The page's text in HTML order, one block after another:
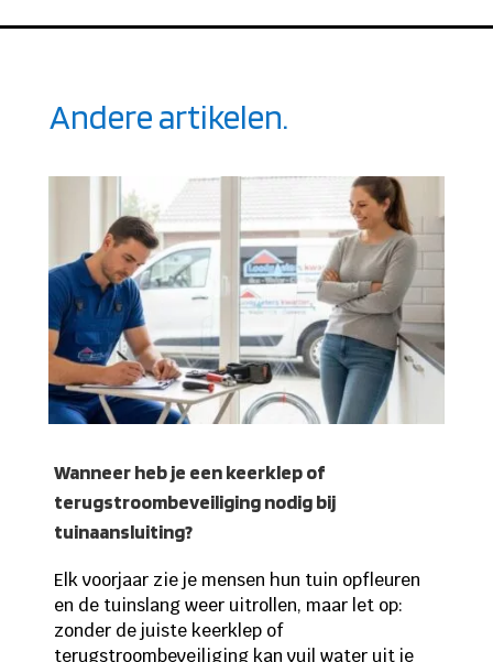
Andere artikelen.
Wanneer heb je een keerklep of
terugstroombeveiliging nodig bij
tuinaansluiting?
Elk voorjaar zie je mensen hun tuin opfleuren
en de tuinslang weer uitrollen, maar let op:
zonder de juiste keerklep of
terugstroombeveiliging kan vuil water uit je